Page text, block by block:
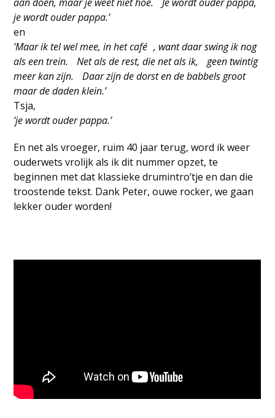
je wordt ouder pappa.’
en
‘Maar ik tel wel mee, in het café , want daar swing ik nog
als een trein. Net als de rest, die net als ik, geen twintig
meer kan zijn. Daar zijn de dorst en de babbels groot
maar de daden klein.’
Tsja,
‘je wordt ouder pappa.’
En net als vroeger, ruim 40 jaar terug, word ik weer
ouderwets vrolijk als ik dit nummer opzet, te
beginnen met dat klassieke drumintro’tje en dan die
troostende tekst. Dank Peter, ouwe rocker, we gaan
lekker ouder worden!